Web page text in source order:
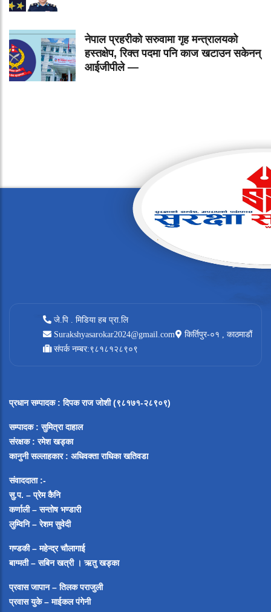
नेपाल प्रहरीको सरुवामा गृह मन्त्रालयको
हस्तक्षेप, रिक्त पदमा पनि काज खटाउन सकेनन्
आईजीपीले —
जे.पि . मिडिया हब प्रा.लि
Surakshyasarokar2024@gmail.com
किर्तिपुर-०१ , काठमाडौं
संपर्क नम्बर:९८१८१२८९०९
प्रधान सम्पादक: दिपक राज जोशी (९८१७१-२८९०९)
सम्पादक : सुमित्रा दाहाल
संरक्षक : रमेश खड्का
कानुनी सल्लाहकार : अधिवक्ता राधिका खतिवडा
संवाददाता :-
सु.प. – प्रेम कैनि
कर्णाली – सन्तोष भण्डारी
लुम्विनि – रेशम सुवेदी
गण्डकी – महेन्द्र चौलागाई
बाग्मती – सबिन खत्री ।ऋतु खड्का
प्रवास जापान – तिलक पराजुली
प्रवास युके – माईकल पंगेनी